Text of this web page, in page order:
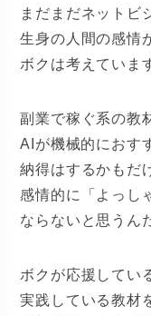
まだまだネットビ
生身の人間の感情
ボクは考えていま
副業で稼ぐ系の教
AIが機械的におす
納得はするかもだ
感情的に「よっし
ならないと思うん
ボクが応援してい
実践している教材